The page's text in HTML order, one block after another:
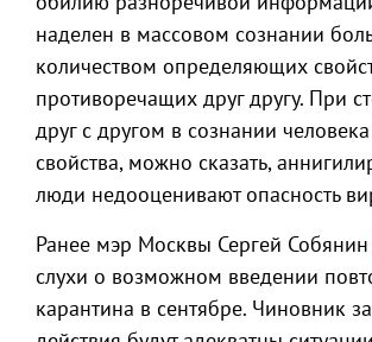
наделен в массовом сознании
количеством определяющих
противоречащих друг другу. При
друг с другом в сознании человека
свойства, можно сказать,
люди недооценивают опасность
Ранее мэр Москвы Сергей Собянин
слухи о возможном введении
карантина в сентябре. Чиновник